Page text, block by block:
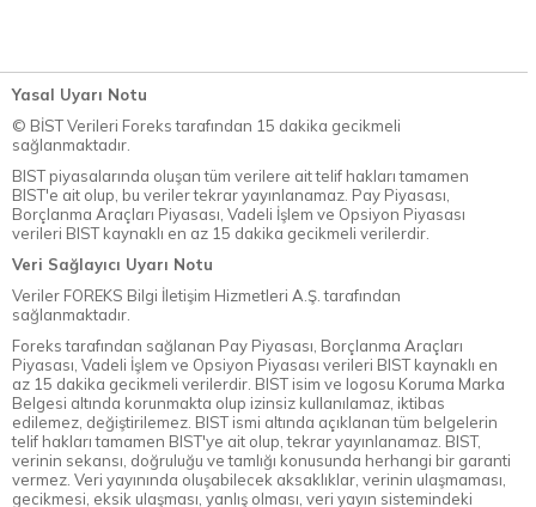
Yasal Uyarı Notu
© BİST Verileri Foreks tarafından 15 dakika gecikmeli
sağlanmaktadır.
BIST piyasalarında oluşan tüm verilere ait telif hakları tamamen
BIST'e ait olup, bu veriler tekrar yayınlanamaz. Pay Piyasası,
Borçlanma Araçları Piyasası, Vadeli İşlem ve Opsiyon Piyasası
verileri BIST kaynaklı en az 15 dakika gecikmeli verilerdir.
Veri Sağlayıcı Uyarı Notu
Veriler FOREKS Bilgi İletişim Hizmetleri A.Ş. tarafından
sağlanmaktadır.
Foreks tarafından sağlanan Pay Piyasası, Borçlanma Araçları
Piyasası, Vadeli İşlem ve Opsiyon Piyasası verileri BIST kaynaklı en
az 15 dakika gecikmeli verilerdir. BIST isim ve logosu Koruma Marka
Belgesi altında korunmakta olup izinsiz kullanılamaz, iktibas
edilemez, değiştirilemez. BIST ismi altında açıklanan tüm belgelerin
telif hakları tamamen BIST'ye ait olup, tekrar yayınlanamaz. BIST,
verinin sekansı, doğruluğu ve tamlığı konusunda herhangi bir garanti
vermez. Veri yayınında oluşabilecek aksaklıklar, verinin ulaşmaması,
gecikmesi, eksik ulaşması, yanlış olması, veri yayın sistemindeki